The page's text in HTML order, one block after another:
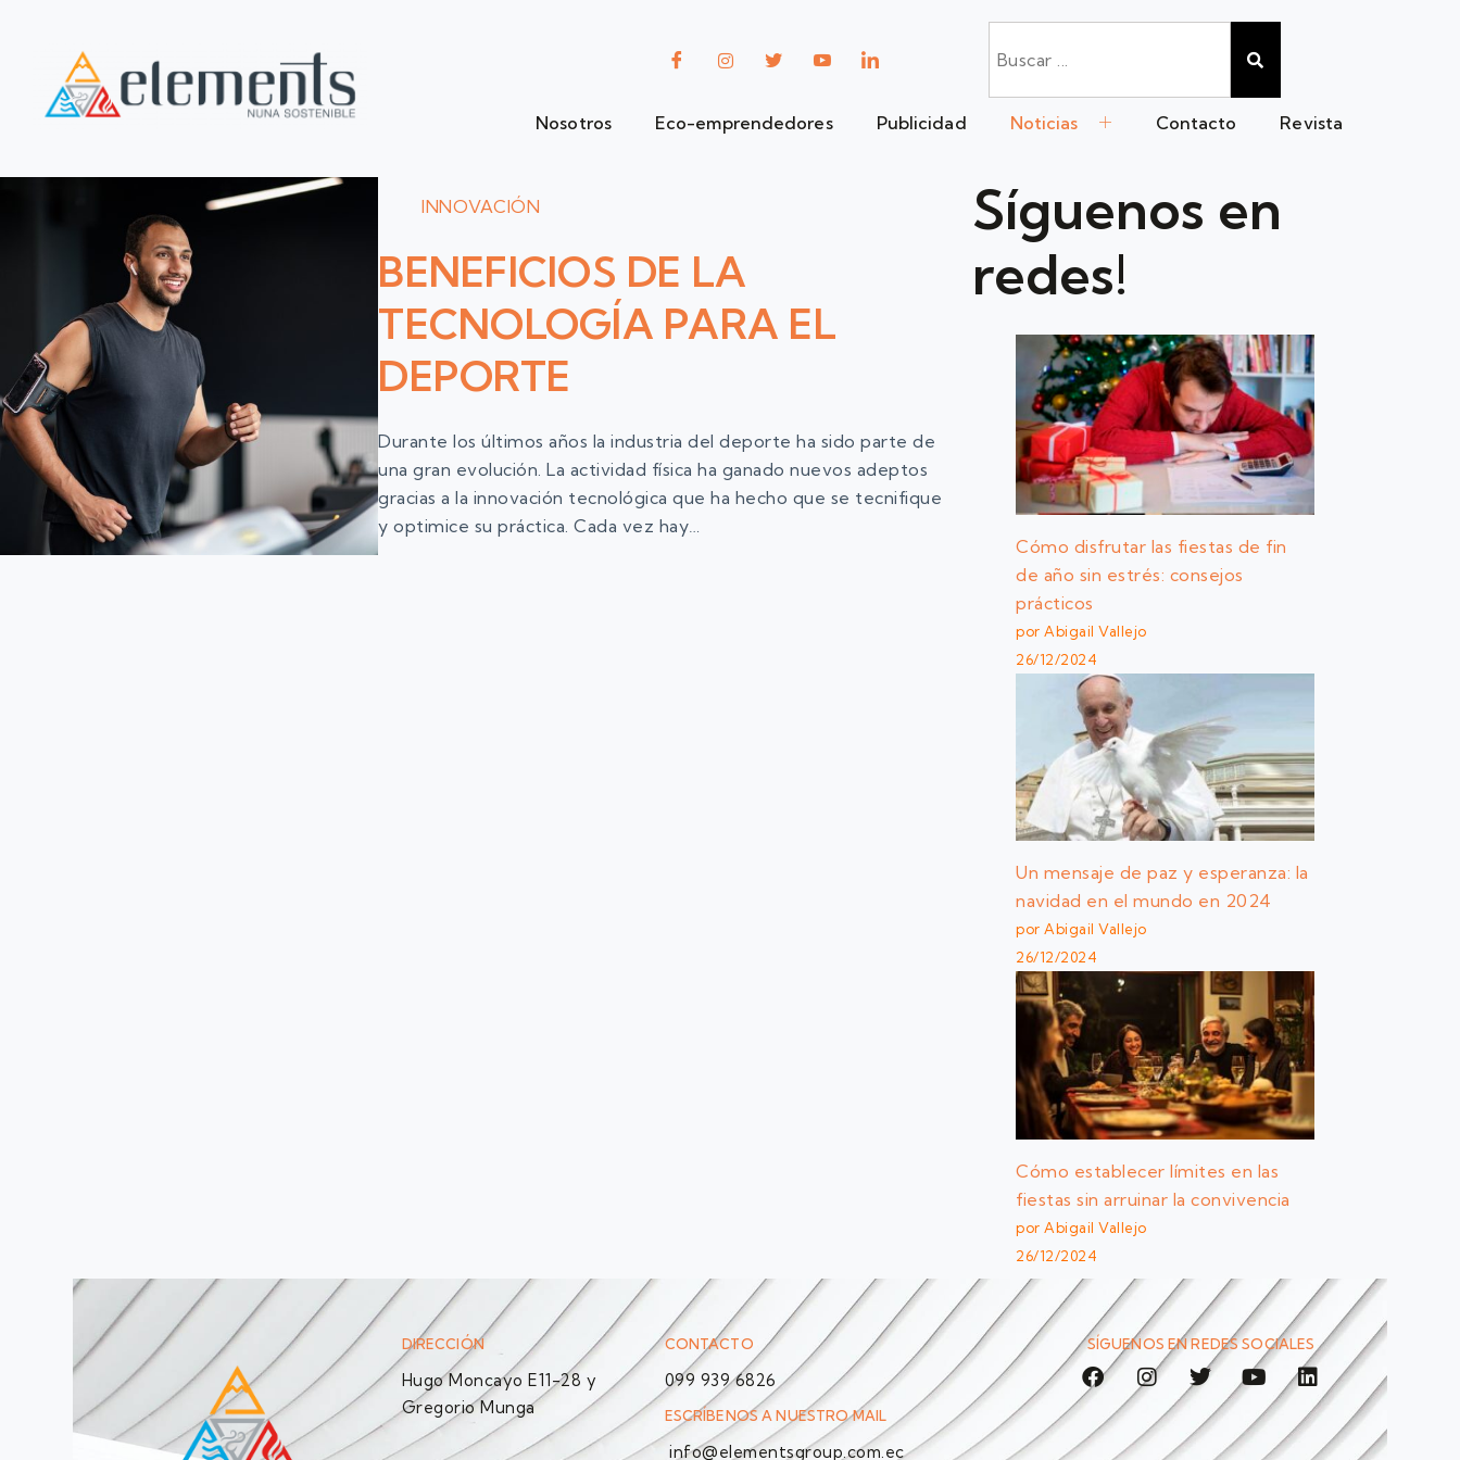
Nosotros Eco-emprendedores Publicidad Noticias Contacto Revista
INNOVACIÓN
BENEFICIOS DE LA
TECNOLOGÍA PARA EL
DEPORTE
Durante los últimos años la industria del deporte ha sido parte de
una gran evolución. La actividad física ha ganado nuevos adeptos
gracias a la innovación tecnológica que ha hecho que se tecnifique
y optimice su práctica. Cada vez hay…
Síguenos en
redes!
Cómo disfrutar las fiestas de fin
de año sin estrés: consejos
prácticos
por Abigail Vallejo
26/12/2024
Un mensaje de paz y esperanza: la
navidad en el mundo en 2024
por Abigail Vallejo
26/12/2024
Cómo establecer límites en las
fiestas sin arruinar la convivencia
por Abigail Vallejo
26/12/2024
DIRECCIÓN
Hugo Moncayo E11-28 y
Gregorio Munga
CONTACTO
099 939 6826
ESCRÍBENOS A NUESTRO MAIL
info@elementsgroup.com.ec
SÍGUENOS EN REDES SOCIALES